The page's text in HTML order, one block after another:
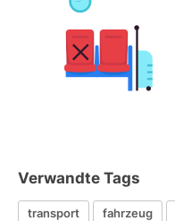
Verwandte Tags
transport fahrzeug